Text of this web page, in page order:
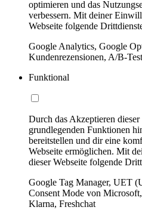
optimieren und das
verbessern. Mit deiner
Webseite folgende
Google Analytics, Google
Kundenrezensionen, A/B-
Funktional
Durch das Akzeptieren
grundlegenden Funktionen
bereitstellen und dir eine
Webseite ermöglichen. Mit
dieser Webseite folgende
Google Tag Manager, UET
Consent Mode von
Klarna, Freshchat